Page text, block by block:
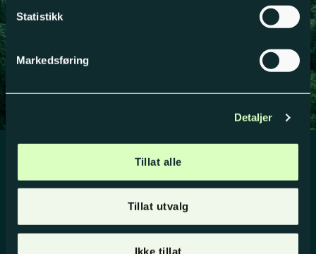
Statistikk
Markedsføring
Detaljer
Tillat alle
Tillat utvalg
Ikke tillat
Om Evensen AS
Evensen har levert laserinstrumenter og
oppmålingsutstyr til bedriftskunder på det norske
markedet siden 1996. Vi holder til fem minutters